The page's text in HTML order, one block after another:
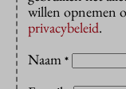
willen opnemen
privacybeleid.
Naam *